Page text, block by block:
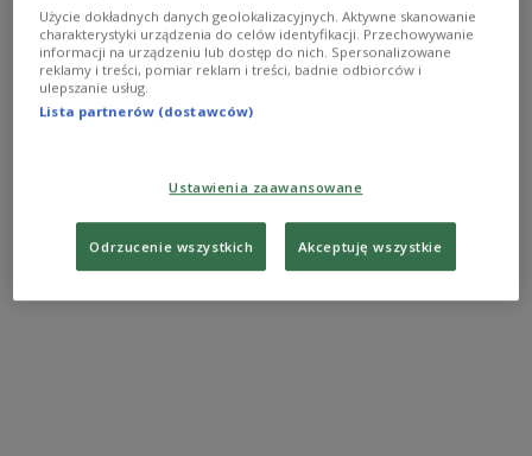
наступление, крупное наступление на Украину.
Вариант Б — при меньших затратах и меньших
усилиях провести параллельное, более
ограниченное наступление там, где можно
действовать меньшими силами. Это может
украинский лидер.
Użycie dokładnych danych geolokalizacyjnych. Aktywne skanowanie
charakterystyki urządzenia do celów identyfikacji. Przechowywanie
informacji na urządzeniu lub dostęp do nich. Spersonalizowane
reklamy i treści, pomiar reklam i treści, badnie odbiorców i
ulepszanie usług.
Lista partnerów (dostawców)
Ustawienia zaawansowane
Odrzucenie wszystkich Akceptuję wszystkie